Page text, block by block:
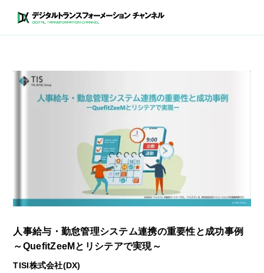
人事給与・勤怠管理システム連携の重要性と成功事例
～QuefitZeeMとリシテアで実現～
TISI株式会社(DX)